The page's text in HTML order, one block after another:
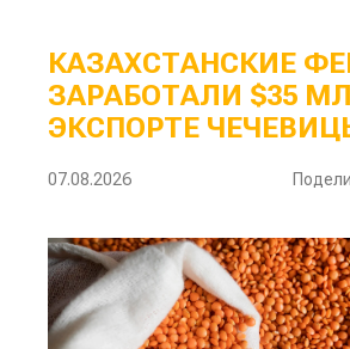
КАЗАХСТАНСКИЕ
ЗАРАБОТАЛИ $35
ЭКСПОРТЕ
07.08.2026